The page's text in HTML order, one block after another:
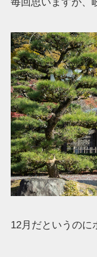
毎回思いますが、
12月だというのに